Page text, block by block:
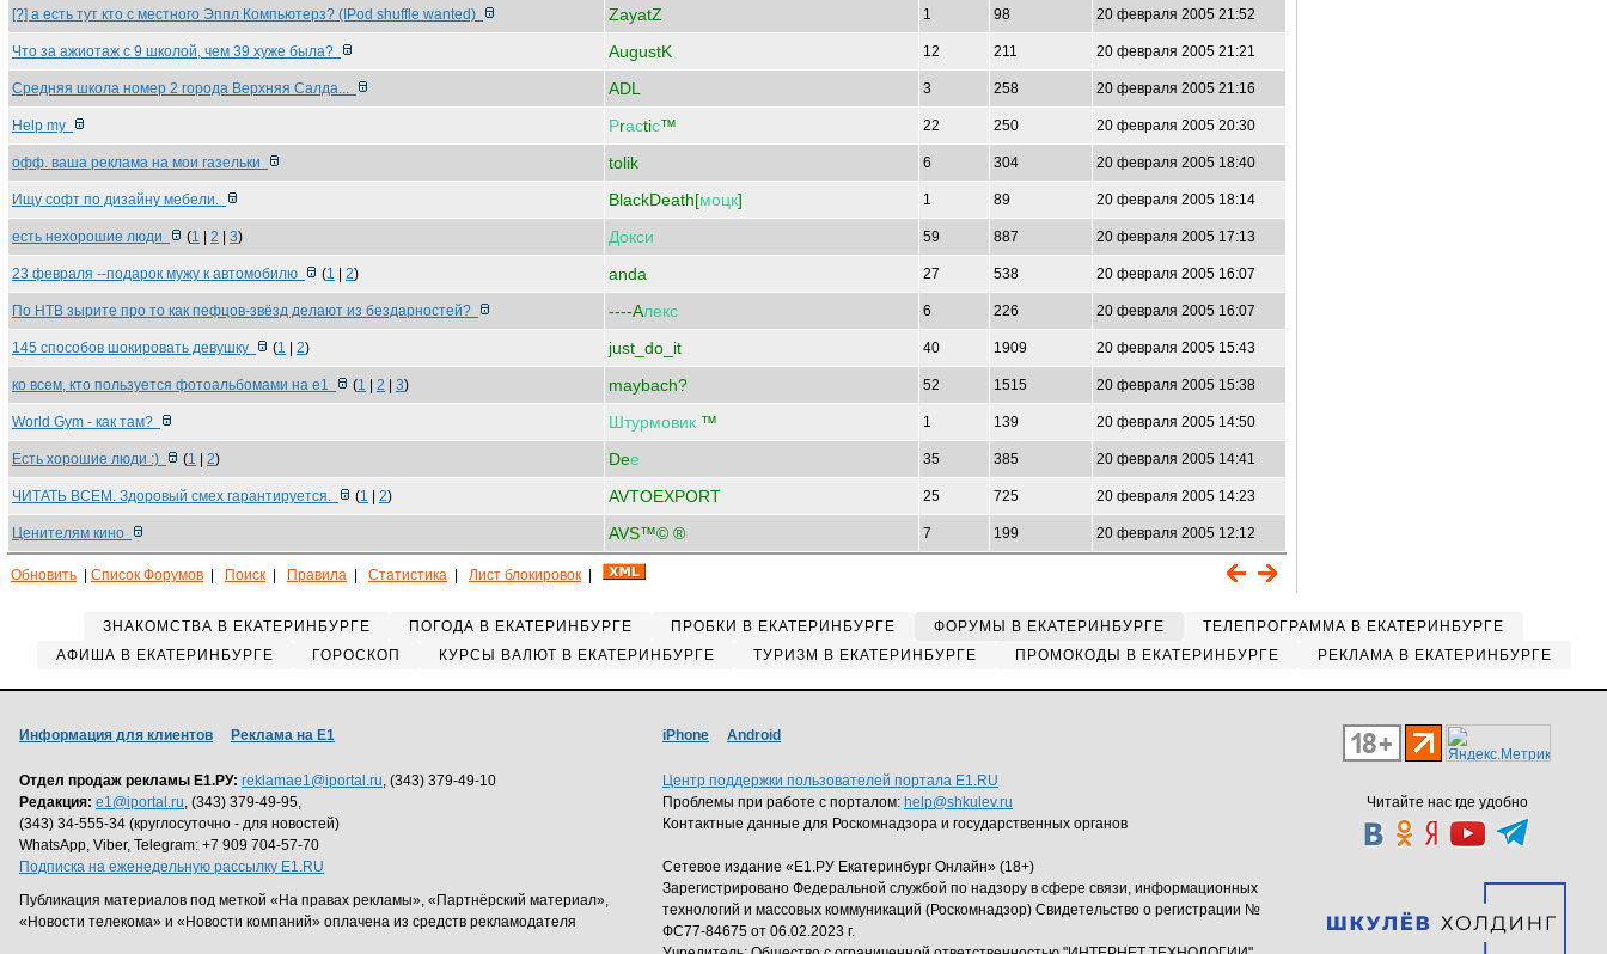
[?] а есть тут кто с местного Эппл Компьютерз? (IPod shuffle wanted) ZayatZ 1 98 20 февраля 2005 21:52
Что за ажиотаж с 9 школой, чем 39 хуже была? AugustK 12 211 20 февраля 2005 21:21
Средняя школа номер 2 города Верхняя Салда... ADL 3 258 20 февраля 2005 21:16
Help my Рrасtiс™ 22 250 20 февраля 2005 20:30
офф. ваша реклама на мои газельки tolik 6 304 20 февраля 2005 18:40
Ищу софт по дизайну мебели. BlackDeath[моцк] 1 89 20 февраля 2005 18:14
есть нехорошие люди (1 2 3) Докси 59 887 20 февраля 2005 17:13
23 февраля --подарок мужу к автомобилю (1 2) anda 27 538 20 февраля 2005 16:07
По НТВ зырите про то как пефцов-звёзд делают из бездарностей? ----Aлекс 6 226 20 февраля 2005 16:07
145 способов шокировать девушку (1 2) just_do_it 40 1909 20 февраля 2005 15:43
ко всем, кто пользуется фотоальбомами на е1 (1 2 3) maybach? 52 1515 20 февраля 2005 15:38
World Gym - как там? Штурмовик ™ 1 139 20 февраля 2005 14:50
Есть хорошие люди :) (1 2) Deе 35 385 20 февраля 2005 14:41
ЧИТАТЬ ВСЕМ. Здоровый смех гарантируется. (1 2) AVTOEXPORT 25 725 20 февраля 2005 14:23
Ценителям кино AVS™© ® 7 199 20 февраля 2005 12:12
Обновить Список Форумов Поиск Правила Статистика Лист блокировок
ЗНАКОМСТВА В ЕКАТЕРИНБУРГЕ ПОГОДА В ЕКАТЕРИНБУРГЕ ПРОБКИ В ЕКАТЕРИНБУРГЕ ФОРУМЫ В ЕКАТЕРИНБУРГЕ
ТЕЛЕПРОГРАММА В ЕКАТЕРИНБУРГЕ
АФИША В ЕКАТЕРИНБУРГЕ
ГОРОСКОП КУРСЫ ВАЛЮТ В ЕКАТЕРИНБУРГЕ ТУРИЗМ В ЕКАТЕРИНБУРГЕ ПРОМОКОДЫ В ЕКАТЕРИНБУРГЕ РЕКЛАМА В ЕКАТЕРИНБУРГЕ
Читайте нас где удобно
Информация для клиентов Реклама на Е1
Отдел продаж рекламы Е1.РУ: reklamae1@iportal.ru, (343) 379-49-10
Редакция: e1@iportal.ru, (343) 379-49-95,
(343) 34-555-34 (круглосуточно - для новостей)
WhatsApp, Viber, Telegram: +7 909 704-57-70
Подписка на еженедельную рассылку E1.RU
Публикация материалов под меткой «На правах рекламы», «Партнёрский материал»,
«Новости телекома» и «Новости компаний» оплачена из средств рекламодателя
iPhone Android
Центр поддержки пользователей портала E1.RU
Проблемы при работе с порталом: help@shkulev.ru
Контактные данные для Роскомнадзора и государственных органов
Сетевое издание «Е1.РУ Екатеринбург Онлайн» (18+)
Зарегистрировано Федеральной службой по надзору в сфере связи, информационных
технологий и массовых коммуникаций (Роскомнадзор) Свидетельство о регистрации №
ФС77-84675 от 06.02.2023 г.